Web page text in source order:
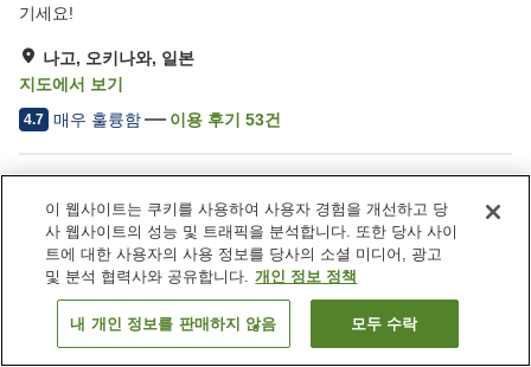
기세요!
나고, 오키나와, 일본
지도에서 보기
4.7 매우 훌륭함 이용 후기 53건
주차장
스파 / 미용실
피트니스 클럽 / 헬스장
수영장
객실 보기
이 웹사이트는 쿠키를 사용하여 사용자 경험을 개선하고 당
사 웹사이트의 성능 및 트래픽을 분석합니다. 또한 당사 사이
트에 대한 사용자의 사용 정보를 당사의 소셜 미디어, 광고
및 분석 협력사와 공유합니다. 개인 정보 정책
내 개인 정보를 판매하지 않음 모두 수락